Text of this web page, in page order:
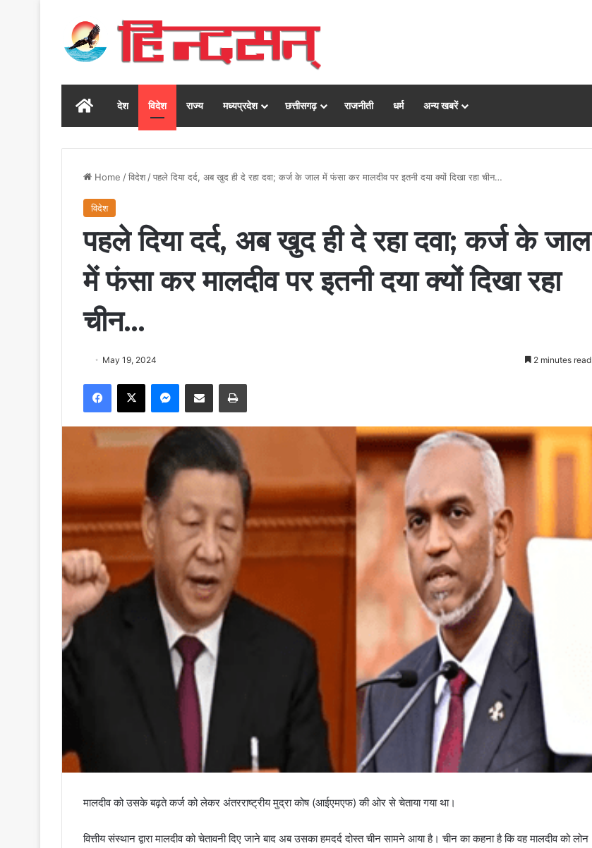
Homeदेश विदेश राज्य मध्यप्रदेश छत्तीसगढ़ राजनीती धर्म अन्य खबरें
Home /विदेश/पहले दिया दर्द, अब खुद ही दे रहा दवा; कर्ज के जाल में फंसा कर मालदीव पर इतनी दया क्यों दिखा रहा चीन…
विदेश
पहले दिया दर्द, अब खुद ही दे रहा दवा; कर्ज के जाल
में फंसा कर मालदीव पर इतनी दया क्यों दिखा रहा
चीन…
May 19, 2024 2 minutes read
Facebook
X Messenger
Share via Email Print
मालदीव को उसके बढ़ते कर्ज को लेकर अंतरराष्ट्रीय मुद्रा कोष (आईएमएफ) की ओर से चेताया गया था।
वित्तीय संस्थान द्वारा मालदीव को चेतावनी दिए जाने बाद अब उसका हमदर्द दोस्त चीन सामने आया है। चीन का कहना है कि वह मालदीव को लोन